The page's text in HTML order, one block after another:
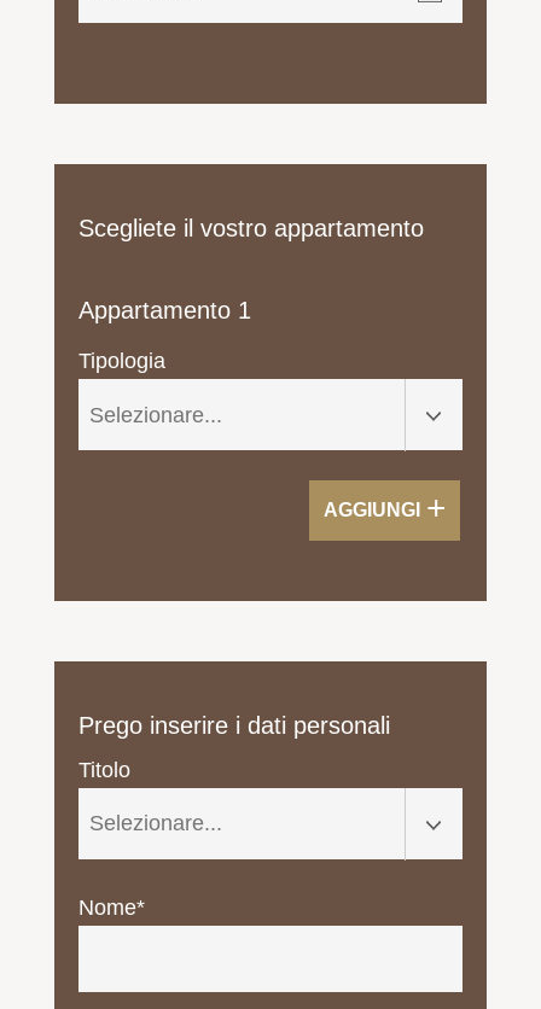
Scegliete il vostro appartamento
Appartamento 1
Tipologia
AGGIUNGI +
Prego inserire i dati personali
Titolo
Nome*